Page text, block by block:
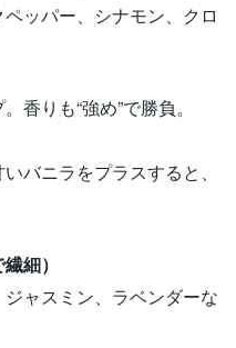
ッパー、シナモン、クロ
香りも“強め”で勝負。
バニラをプラスすると、
細）
ャスミン、ラベンダーな